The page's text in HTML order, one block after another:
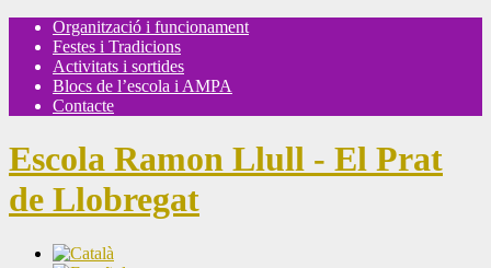
Organització i funcionament
Festes i Tradicions
Activitats i sortides
Blocs de l’escola i AMPA
Contacte
Escola Ramon Llull - El Prat
de Llobregat